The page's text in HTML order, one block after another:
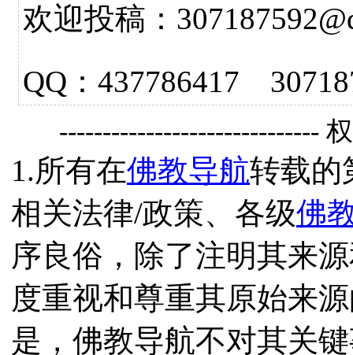
欢迎投稿：
QQ：437786417
------------------------------
1.所有在佛教导航转载的
相关法律/政策、各级佛
序良俗，除了注明其来
度重视和尊重其原始来
是，佛教导航不对其关